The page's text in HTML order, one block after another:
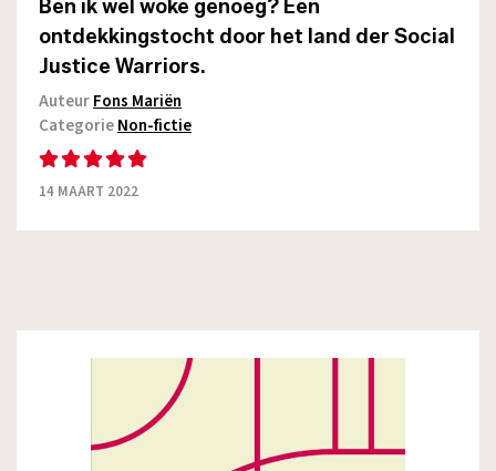
Ben ik wel woke genoeg? Een
ontdekkingstocht door het land der Social
Justice Warriors.
AuteurFons Mariën
CategorieNon-fictie
14 MAART 2022